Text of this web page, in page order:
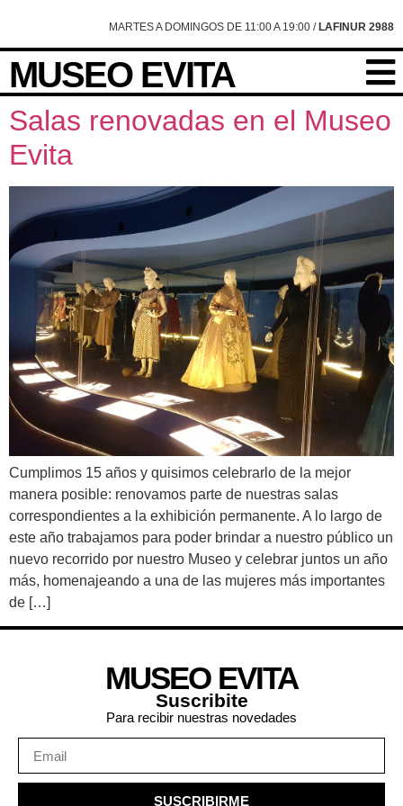
MARTES A DOMINGOS DE 11:00 A 19:00 / LAFINUR 2988
MUSEO EVITA
Salas renovadas en el Museo
Evita
Cumplimos 15 años y quisimos celebrarlo de la mejor
manera posible: renovamos parte de nuestras salas
correspondientes a la exhibición permanente. A lo largo de
este año trabajamos para poder brindar a nuestro público un
nuevo recorrido por nuestro Museo y celebrar juntos un año
más, homenajeando a una de las mujeres más importantes
de […]
MUSEO EVITA
Suscribite
Para recibir nuestras novedades
SUSCRIBIRME